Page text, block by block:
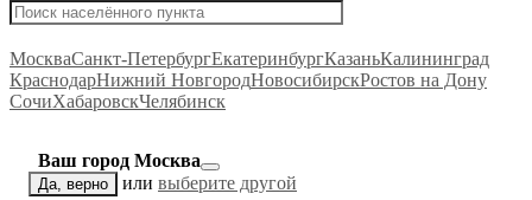
МоскваСанкт-ПетербургЕкатеринбургКазаньКалининград
КраснодарНижний НовгородНовосибирскРостов на Дону
СочиХабаровскЧелябинск
Ваш город Москва
Да, верно или выберите другой